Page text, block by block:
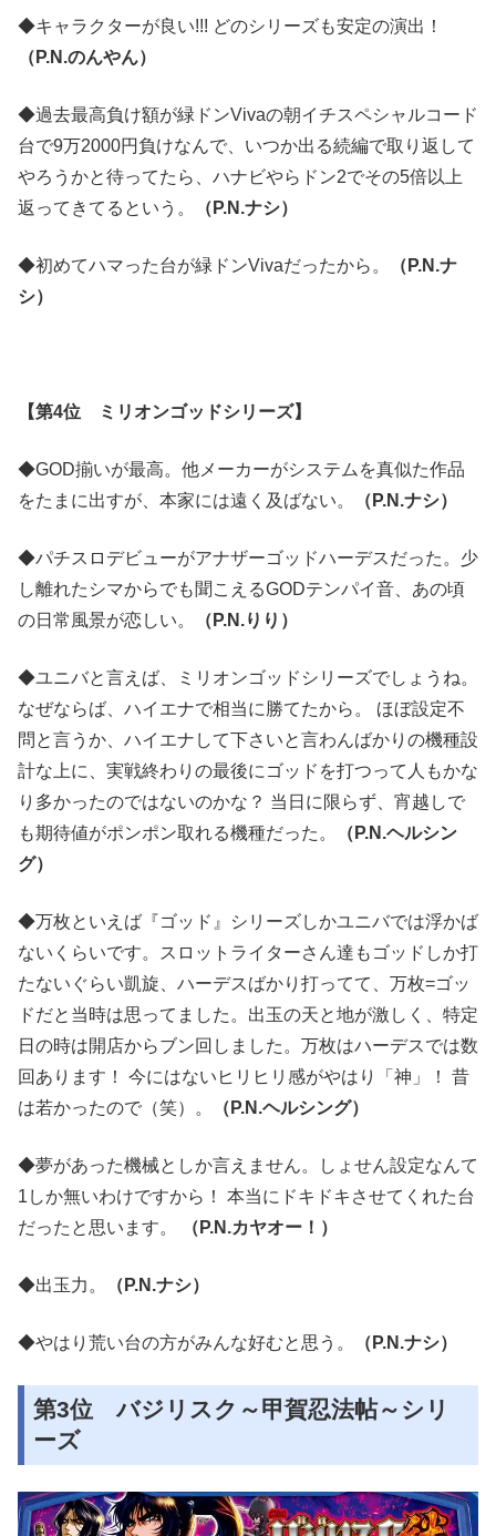
◆キャラクターが良い!!! どのシリーズも安定の演出！
（P.N.のんやん）
◆過去最高負け額が緑ドンVivaの朝イチスペシャルコード
台で9万2000円負けなんで、いつか出る続編で取り返して
やろうかと待ってたら、ハナビやらドン2でその5倍以上
返ってきてるという。
（P.N.ナシ）
◆初めてハマった台が緑ドンVivaだったから。
（P.N.ナ
シ）
【第4位 ミリオンゴッドシリーズ】
◆GOD揃いが最高。他メーカーがシステムを真似た作品
をたまに出すが、本家には遠く及ばない。
（P.N.ナシ）
◆パチスロデビューがアナザーゴッドハーデスだった。少
し離れたシマからでも聞こえるGODテンパイ音、あの頃
の日常風景が恋しい。
（P.N.りり）
◆ユニバと言えば、ミリオンゴッドシリーズでしょうね。
なぜならば、ハイエナで相当に勝てたから。 ほぼ設定不
問と言うか、ハイエナして下さいと言わんばかりの機種設
計な上に、実戦終わりの最後にゴッドを打つって人もかな
り多かったのではないのかな？ 当日に限らず、宵越しで
も期待値がポンポン取れる機種だった。
（P.N.ヘルシン
グ）
◆万枚といえば『ゴッド』シリーズしかユニバでは浮かば
ないくらいです。スロットライターさん達もゴッドしか打
たないぐらい凱旋、ハーデスばかり打ってて、万枚=ゴッ
ドだと当時は思ってました。出玉の天と地が激しく、特定
日の時は開店からブン回しました。万枚はハーデスでは数
回あります！ 今にはないヒリヒリ感がやはり「神」！ 昔
は若かったので（笑）。
（P.N.ヘルシング）
◆夢があった機械としか言えません。しょせん設定なんて
1しか無いわけですから！ 本当にドキドキさせてくれた台
だったと思います。
（P.N.カヤオー！）
◆出玉力。 （P.N.ナシ）
◆やはり荒い台の方がみんな好むと思う。 （P.N.ナシ）
第3位 バジリスク～甲賀忍法帖～シリ
ーズ